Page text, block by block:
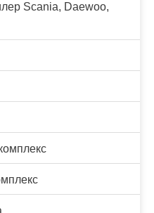
Scania, Daewoo,